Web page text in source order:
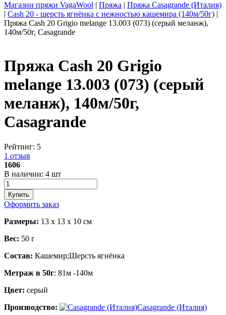
Магазин пряжи VagaWool | Пряжа | Пряжа Casagrande (Италия)
| Cash 20 - шерсть ягнёнка с нежностью кашемира (140м/50г) |
Пряжа Cash 20 Grigio melange 13.003 (073) (серый меланж),
140м/50г, Casagrande
Пряжа Cash 20 Grigio
melange 13.003 (073) (серый
меланж), 140м/50г,
Casagrande
Рейтинг: 5
1 отзыв
1606
В наличии: 4 шт
Оформить заказ
Размеры: 13 x 13 x 10 cм
Вес: 50 г
Состав: Кашемир;Шерсть ягнёнка
Метраж в 50г: 81м -140м
Цвет: серый
Производство:
Casagrande (Италия)